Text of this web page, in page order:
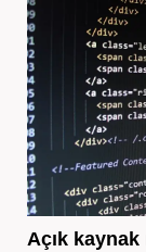
Açık kaynak